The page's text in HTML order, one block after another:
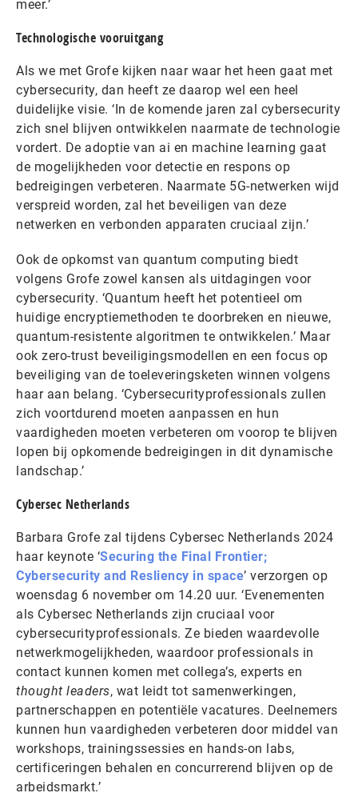
meer.’
Technologische vooruitgang
Als we met Grofe kijken naar waar het heen gaat met
cybersecurity, dan heeft ze daarop wel een heel
duidelijke visie. ‘In de komende jaren zal cybersecurity
zich snel blijven ontwikkelen naarmate de technologie
vordert. De adoptie van ai en machine learning gaat
de mogelijkheden voor detectie en respons op
bedreigingen verbeteren. Naarmate 5G-netwerken wijd
verspreid worden, zal het beveiligen van deze
netwerken en verbonden apparaten cruciaal zijn.’
Ook de opkomst van quantum computing biedt
volgens Grofe zowel kansen als uitdagingen voor
cybersecurity. ‘Quantum heeft het potentieel om
huidige encryptiemethoden te doorbreken en nieuwe,
quantum-resistente algoritmen te ontwikkelen.’ Maar
ook zero-trust beveiligingsmodellen en een focus op
beveiliging van de toeleveringsketen winnen volgens
haar aan belang. ‘Cybersecurityprofessionals zullen
zich voortdurend moeten aanpassen en hun
vaardigheden moeten verbeteren om voorop te blijven
lopen bij opkomende bedreigingen in dit dynamische
landschap.’
Cybersec Netherlands
Barbara Grofe zal tijdens Cybersec Netherlands 2024
haar keynote ‘Securing the Final Frontier;
Cybersecurity and Resliency in space’ verzorgen op
woensdag 6 november om 14.20 uur. ‘Evenementen
als Cybersec Netherlands zijn cruciaal voor
cybersecurityprofessionals. Ze bieden waardevolle
netwerkmogelijkheden, waardoor professionals in
contact kunnen komen met collega’s, experts en
thought leaders, wat leidt tot samenwerkingen,
partnerschappen en potentiële vacatures. Deelnemers
kunnen hun vaardigheden verbeteren door middel van
workshops, trainingssessies en hands-on labs,
certificeringen behalen en concurrerend blijven op de
arbeidsmarkt.’